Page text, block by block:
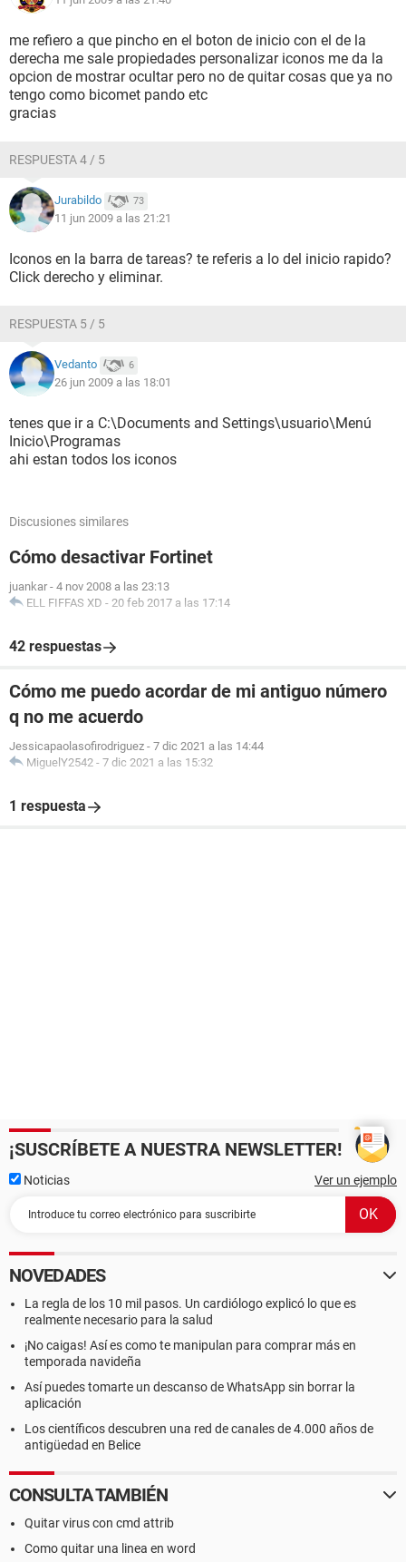
me refiero a que pincho en el boton de inicio con el de la
derecha me sale propiedades personalizar iconos me da la
opcion de mostrar ocultar pero no de quitar cosas que ya no
tengo como bicomet pando etc
gracias
RESPUESTA 4 / 5
Jurabildo 73
11 jun 2009 a las 21:21
Iconos en la barra de tareas? te referis a lo del inicio rapido?
Click derecho y eliminar.
RESPUESTA 5 / 5
Vedanto 6
26 jun 2009 a las 18:01
tenes que ir a C:\Documents and Settings\usuario\Menú
Inicio\Programas
ahi estan todos los iconos
Discusiones similares
Cómo desactivar Fortinet
juankar - 4 nov 2008 a las 23:13
ELL FIFFAS XD - 20 feb 2017 a las 17:14
42 respuestas
Cómo me puedo acordar de mi antiguo número
q no me acuerdo
Jessicapaolasofirodriguez - 7 dic 2021 a las 14:44
MiguelY2542 - 7 dic 2021 a las 15:32
1 respuesta
¡SUSCRÍBETE A NUESTRA NEWSLETTER!
Noticias Ver un ejemplo
NOVEDADES
La regla de los 10 mil pasos. Un cardiólogo explicó lo que es
realmente necesario para la salud
¡No caigas! Así es como te manipulan para comprar más en
temporada navideña
Así puedes tomarte un descanso de WhatsApp sin borrar la
aplicación
Los científicos descubren una red de canales de 4.000 años de
antigüedad en Belice
CONSULTA TAMBIÉN
Quitar virus con cmd attrib
Como quitar una linea en word